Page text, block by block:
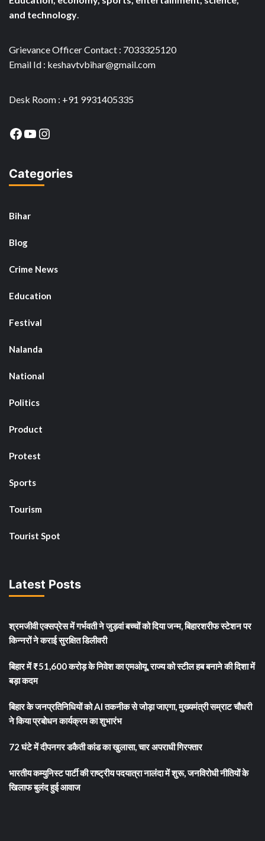
and technology
Grievance Officer Contact : 7033325120
Email Id : keshavtvbihar@gmail.com
Desk Room : +91 9931405335
Facebook
YouTube
Instagram
Categories
Bihar
Blog
Crime News
Education
Festival
Nalanda
National
Politics
Product
Protest
Sports
Tourism
Tourist Spot
Latest Posts
श्रमजीवी एक्सप्रेस में गर्भवती ने जुड़वां बच्चों को दिया जन्म, बिहारशरीफ स्टेशन पर
किन्नरों ने कराई सुरक्षित डिलीवरी
बिहार में ₹51,600 करोड़ के निवेश का एमओयू, राज्य को स्टील हब बनाने की दिशा में
बड़ा कदम
बिहार के जनप्रतिनिधियों को AI तकनीक से जोड़ा जाएगा, मुख्यमंत्री सम्राट चौधरी
ने किया प्रबोधन कार्यक्रम का शुभारंभ
72 घंटे में दीपनगर डकैती कांड का खुलासा, चार अपराधी गिरफ्तार
भारतीय कम्युनिस्ट पार्टी की राष्ट्रीय पदयात्रा नालंदा में शुरू, जनविरोधी नीतियों के
खिलाफ बुलंद हुई आवाज